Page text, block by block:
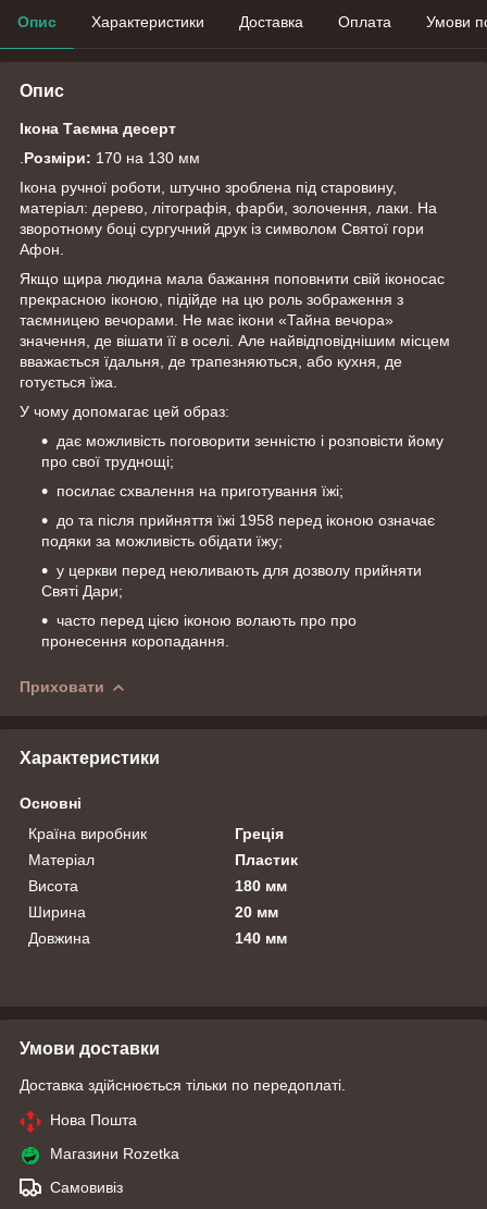
Опис Характеристики Доставка Оплата Умови
Опис
Ікона Таємна десерт
Розміри: 170 на 130 мм
Ікона ручної роботи, штучно зроблена під старовину,
матеріал: дерево, літографія, фарби, золочення, лаки. На
зворотному боці сургучний друк із символом Святої гори
Афон.
Якщо щира людина мала бажання поповнити свій іконосас
прекрасною іконою, підійде на цю роль зображення з
таємницею вечорами. Не має ікони «Тайна вечора»
значення, де вішати її в оселі. Але найвідповіднішим місцем
вважається їдальня, де трапезняються, або кухня, де
готується їжа.
У чому допомагає цей образ:
дає можливість поговорити зенністю і розповісти йому
про свої труднощі;
посилає схвалення на приготування їжі;
до та після прийняття їжі 1958 перед іконою означає
подяки за можливість обідати їжу;
у церкви перед неюливають для дозволу прийняти
Святі Дари;
часто перед цією іконою волають про про
пронесення коропадання.
Приховати
Характеристики
Основні
Країна виробник
Греція
Матеріал
Пластик
Висота
180 мм
Ширина
20 мм
Довжина
140 мм
Умови доставки
Доставка здійснюється тільки по передоплаті.
Нова Пошта
Магазини Rozetka
Самовивіз